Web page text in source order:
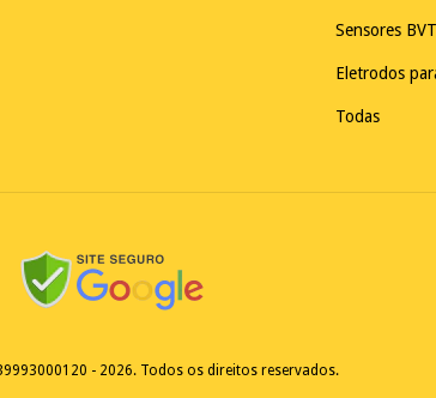
Sensores BVT
Eletrodos
Todas
- 2026. Todos os direitos reservados.